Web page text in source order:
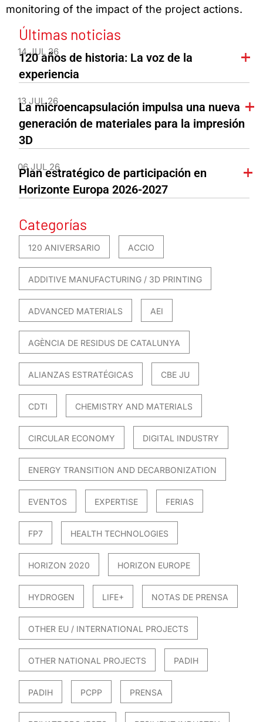
monitoring of the impact of the project actions.
Últimas noticias
14 JUL 26
120 años de historia: La voz de la
experiencia
13 JUL 26
La microencapsulación impulsa una nueva
generación de materiales para la impresión
3D
06 JUL 26
Plan estratégico de participación en
Horizonte Europa 2026-2027
Categorías
120 ANIVERSARIO ACCIO
ADDITIVE MANUFACTURING / 3D PRINTING
ADVANCED MATERIALS AEI
AGÈNCIA DE RESIDUS DE CATALUNYA
ALIANZAS ESTRATÉGICAS CBE JU
CDTI CHEMISTRY AND MATERIALS
CIRCULAR ECONOMY DIGITAL INDUSTRY
ENERGY TRANSITION AND DECARBONIZATION
EVENTOS EXPERTISE FERIAS
FP7 HEALTH TECHNOLOGIES
HORIZON 2020 HORIZON EUROPE
HYDROGEN LIFE+ NOTAS DE PRENSA
OTHER EU / INTERNATIONAL PROJECTS
OTHER NATIONAL PROJECTS PADIH
PADIH PCPP PRENSA